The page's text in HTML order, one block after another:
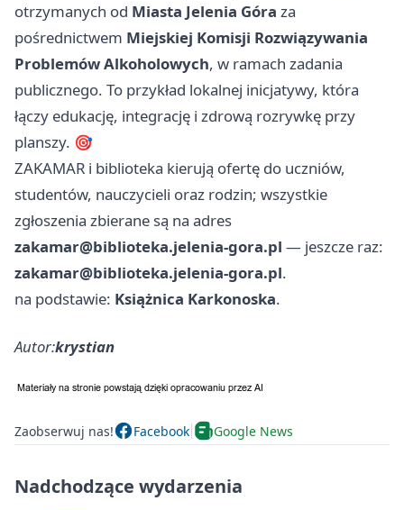
otrzymanych od Miasta Jelenia Góra za
pośrednictwem Miejskiej Komisji Rozwiązywania
Problemów Alkoholowych, w ramach zadania
publicznego. To przykład lokalnej inicjatywy, która
łączy edukację, integrację i zdrową rozrywkę przy
planszy. 🎯
ZAKAMAR i biblioteka kierują ofertę do uczniów,
studentów, nauczycieli oraz rodzin; wszystkie
zgłoszenia zbierane są na adres
zakamar@biblioteka.jelenia-gora.pl — jeszcze raz:
zakamar@biblioteka.jelenia-gora.pl.
na podstawie: Książnica Karkonoska.
Autor:krystian
Zaobserwuj nas! Facebook Google News
Nadchodzące wydarzenia